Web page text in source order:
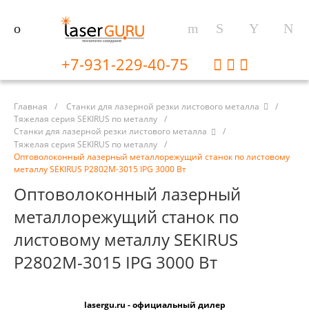
+7-931-229-40-75
Главная / Станки для лазерной резки листового металла
/
Тяжелая серия SEKIRUS по металлу /
Станки для лазерной резки листового металла
/
Тяжелая серия SEKIRUS по металлу /
Оптоволоконный лазерный металлорежущий станок по листовому
металлу SEKIRUS P2802M-3015 IPG 3000 Вт
Оптоволоконный лазерный
металлорежущий станок по
листовому металлу SEKIRUS
P2802M-3015 IPG 3000 Вт
lasergu.ru - официальный дилер